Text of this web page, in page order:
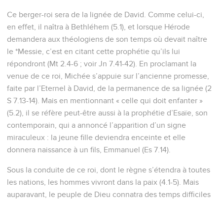
Ce berger-roi sera de la lignée de David. Comme celui-ci,
en effet, il naîtra à Bethléhem (5.1), et lorsque Hérode
demandera aux théologiens de son temps où devait naître
le *Messie, c’est en citant cette prophétie qu’ils lui
répondront (Mt 2.4-6 ; voir Jn 7.41-42). En proclamant la
venue de ce roi, Michée s’appuie sur l’ancienne promesse,
faite par l’Eternel à David, de la permanence de sa lignée (2
S 7.13-14). Mais en mentionnant « celle qui doit enfanter »
(5.2), il se réfère peut-être aussi à la prophétie d’Esaïe, son
contemporain, qui a annoncé l’apparition d’un signe
miraculeux : la jeune fille deviendra enceinte et elle
donnera naissance à un fils, Emmanuel (Es 7.14).
Sous la conduite de ce roi, dont le règne s’étendra à toutes
les nations, les hommes vivront dans la paix (4.1-5). Mais
auparavant, le peuple de Dieu connatra des temps difficiles